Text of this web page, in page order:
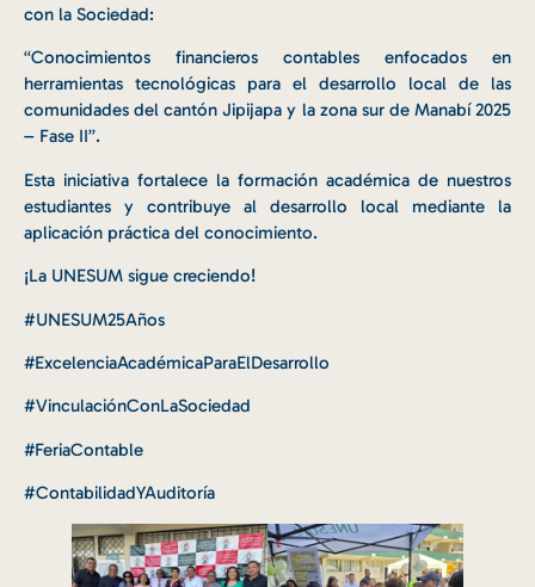
con la Sociedad:
“Conocimientos financieros contables enfocados en
herramientas tecnológicas para el desarrollo local de las
comunidades del cantón Jipijapa y la zona sur de Manabí 2025
– Fase II”.
Esta iniciativa fortalece la formación académica de nuestros
estudiantes y contribuye al desarrollo local mediante la
aplicación práctica del conocimiento.
¡La UNESUM sigue creciendo!
#UNESUM25Años
#ExcelenciaAcadémicaParaElDesarrollo
#VinculaciónConLaSociedad
#FeriaContable
#ContabilidadYAuditoría